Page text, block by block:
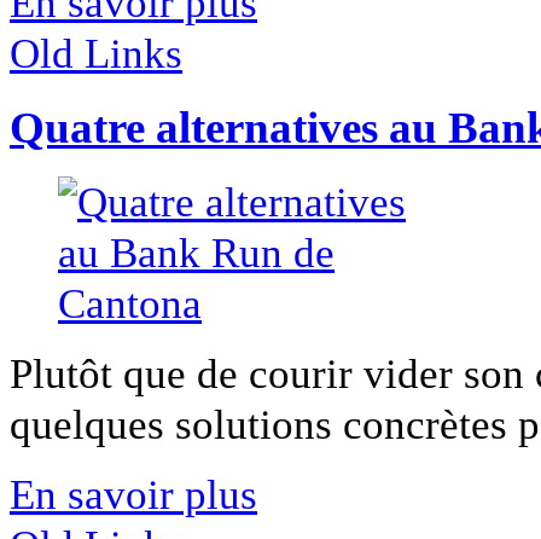
Old Links
Quatre alternatives au
Plutôt que de courir vider
quelques solutions concrètes
En savoir plus